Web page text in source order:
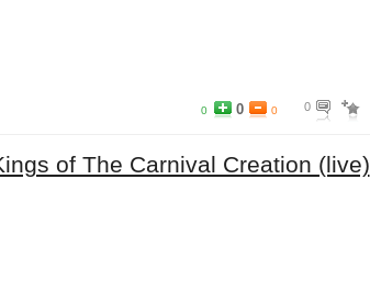
0 0 0 0
of The Carnival Creation (live)